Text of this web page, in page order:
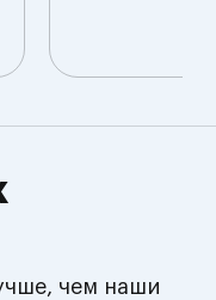
чем наши